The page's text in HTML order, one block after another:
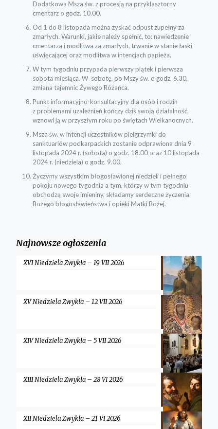
Dodatkowa Msza św. z procesją na przyklasztorny
cmentarz o godz. 10.00.
Od 1 do 8 listopada można zyskać odpust zupełny za
zmarłych. Warunki, jakie należy spełnić, to: nawiedzenie
cmentarza i modlitwa za zmarłych, trwanie w stanie łaski
uświęcającej oraz modlitwa w intencjach papieża.
W tym tygodniu przypada pierwszy piątek i pierwsza
sobota miesiąca. W sobotę, po Mszy św. o godz. 6.30,
zmiana tajemnic Żywego Różańca.
Punkt informacyjno-konsultacyjny dla osób i rodzin
z problemami uzależnień kończy dziś swoją działalność,
wznowi ją w przyszłym roku po świętach Wielkanocnych.
Msza św. w intencji uczestników pielgrzymki do
sanktuariów podkarpackich zostanie odprawiona dnia 9
listopada 2024 r. (sobota) o godz. 18.00 oraz 10 listopada
2024 r. (niedziela) o godz. 9.00.
Życzymy wszystkim błogosławionej niedzieli i pełnego
pokoju nowego tygodnia a tym, którzy w tym tygodniu
obchodzą swoje imieniny, składamy serdeczne życzenia
Bożego błogosławieństwa i opieki Matki Bożej.
Najnowsze ogłoszenia
XVI Niedziela Zwykła – 19 VII 2026
XV Niedziela Zwykła – 12 VII 2026
XIV Niedziela Zwykła – 5 VII 2026
XIII Niedziela Zwykła – 28 VI 2026
XII Niedziela Zwykła – 21 VI 2026